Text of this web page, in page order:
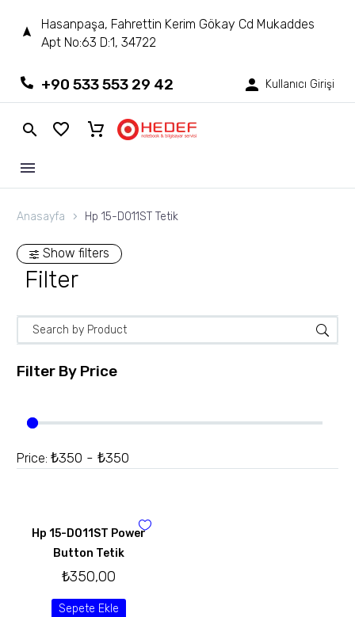
Hasanpaşa, Fahrettin Kerim Gökay Cd Mukaddes
Apt No:63 D:1, 34722
+90 533 553 29 42 Kullanıcı Girişi
Anasayfa Hp 15-D011ST Tetik
Show filters
Filter
Filter By Price
Price: ₺350 - ₺350
Hp 15-D011ST Power
Button Tetik
₺350,00
Sepete Ekle